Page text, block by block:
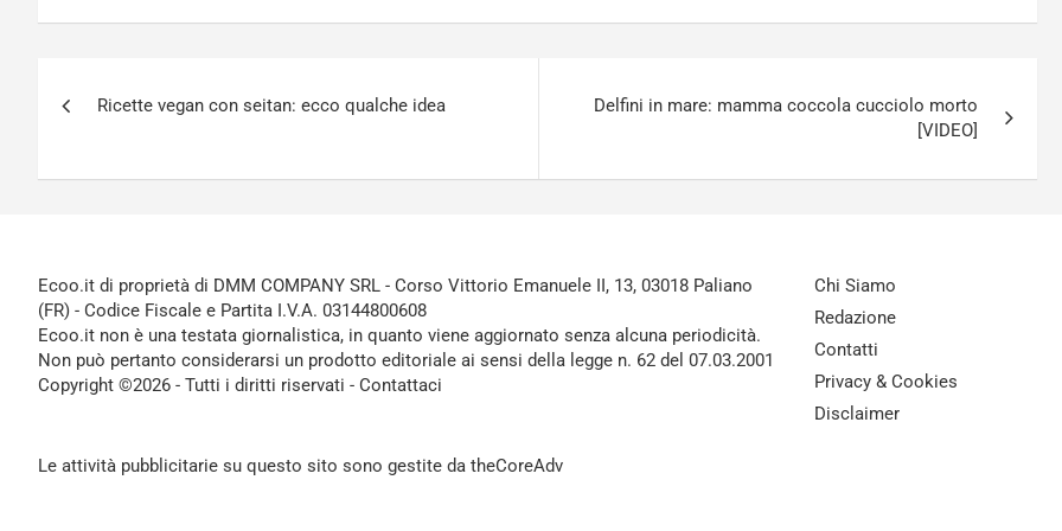
Ricette vegan con seitan: ecco qualche idea
Delfini in mare: mamma coccola cucciolo morto
[VIDEO]
Ecoo.it di proprietà di DMM COMPANY SRL - Corso Vittorio Emanuele II, 13, 03018 Paliano
(FR) - Codice Fiscale e Partita I.V.A. 03144800608
Ecoo.it non è una testata giornalistica, in quanto viene aggiornato senza alcuna periodicità.
Non può pertanto considerarsi un prodotto editoriale ai sensi della legge n. 62 del 07.03.2001
Copyright ©2026 - Tutti i diritti riservati - Contattaci
Le attività pubblicitarie su questo sito sono gestite da theCoreAdv
Chi Siamo
Redazione
Contatti
Privacy & Cookies
Disclaimer